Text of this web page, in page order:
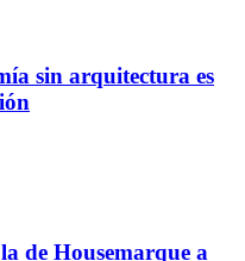
sin arquitectura es
de Housemarque a